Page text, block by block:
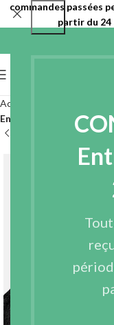
Accueil
Entoilages non tissés à
commandes passées
partir du 24